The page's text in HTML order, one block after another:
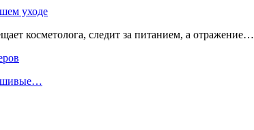
уходе
косметолога, следит за питанием, а отражение…